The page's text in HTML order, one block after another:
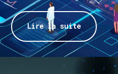
Lire la suite